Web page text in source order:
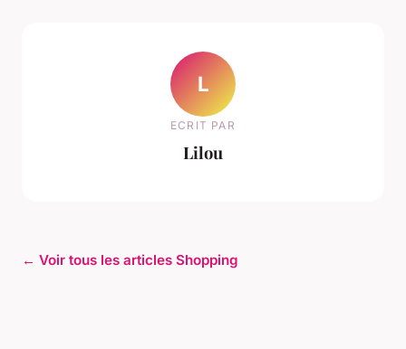
L
ECRIT PAR
Lilou
← Voir tous les articles Shopping